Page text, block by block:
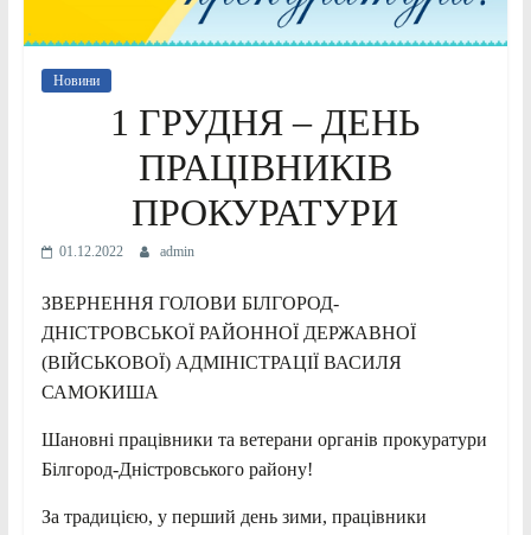
Новини
1 ГРУДНЯ – ДЕНЬ
ПРАЦІВНИКІВ
ПРОКУРАТУРИ
01.12.2022 admin
ЗВЕРНЕННЯ ГОЛОВИ БІЛГОРОД-
ДНІСТРОВСЬКОЇ РАЙОННОЇ ДЕРЖАВНОЇ
(ВІЙСЬКОВОЇ) АДМІНІСТРАЦІЇ ВАСИЛЯ
САМОКИША
Шановні працівники та ветерани органів прокуратури
Білгород-Дністровського району!
За традицією, у перший день зими, працівники